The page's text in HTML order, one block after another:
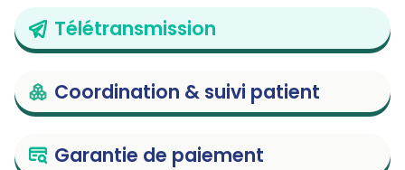
Télétransmission
Coordination & suivi patient
Garantie de paiement